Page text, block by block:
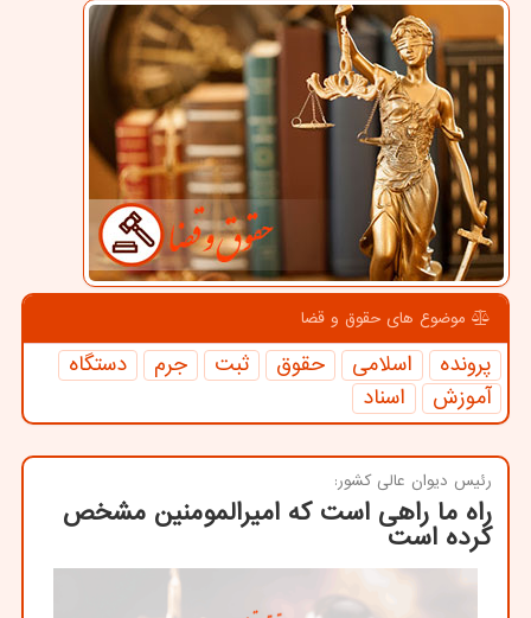
موضوع های حقوق و قضا
پرونده اسلامی حقوق ثبت جرم
دستگاه
آموزش
اسناد
رئیس دیوان عالی كشور:
راه ما راهی است كه امیرالمومنین مشخص
كرده است